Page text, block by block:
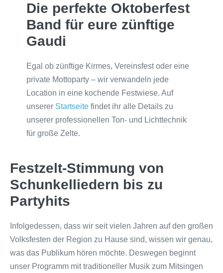
Die perfekte Oktoberfest
Band für eure zünftige
Gaudi
Egal ob zünftige Kirmes, Vereinsfest oder eine
private Mottoparty – wir verwandeln jede
Location in eine kochende Festwiese. Auf
unserer Startseitefindet ihr alle Details zu
unserer professionellen Ton- und Lichttechnik
für große Zelte.
Festzelt-Stimmung von
Schunkelliedern bis zu
Partyhits
Infolgedessen, dass wir seit vielen Jahren auf den großen
Volksfesten der Region zu Hause sind, wissen wir genau,
was das Publikum hören möchte. Deswegen beginnt
unser Programm mit traditioneller Musik zum Mitsingen